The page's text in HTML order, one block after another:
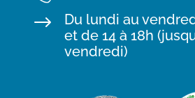
$
Du lundi au
et de 14 à 18h
vendredi)